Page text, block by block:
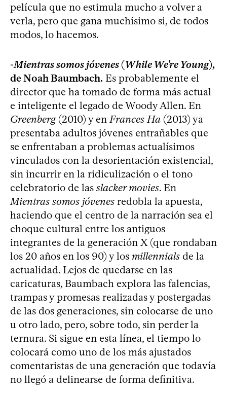
película que no estimula mucho a volver a
verla, pero que gana muchísimo si, de todos
modos, lo hacemos.
-Mientras somos jóvenes(While We're Young),
de Noah Baumbach. Es probablemente el
director que ha tomado de forma más actual
e inteligente el legado de Woody Allen. En
Greenberg(2010) y en Frances Ha (2013) ya
presentaba adultos jóvenes entrañables que
se enfrentaban a problemas actualísimos
vinculados con la desorientación existencial,
sin incurrir en la ridiculización o el tono
celebratorio de las slacker movies. En
Mientras somos jóvenes redobla la apuesta,
haciendo que el centro de la narración sea el
choque cultural entre los antiguos
integrantes de la generación X (que rondaban
los 20 años en los 90) y los millennials de la
actualidad. Lejos de quedarse en las
caricaturas, Baumbach explora las falencias,
trampas y promesas realizadas y postergadas
de las dos generaciones, sin colocarse de uno
u otro lado, pero, sobre todo, sin perder la
ternura. Si sigue en esta línea, el tiempo lo
colocará como uno de los más ajustados
comentaristas de una generación que todavía
no llegó a delinearse de forma definitiva.